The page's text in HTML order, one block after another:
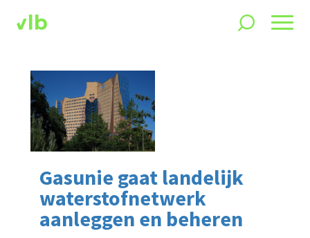
Gasunie gaat landelijk
waterstofnetwerk
aanleggen en beheren